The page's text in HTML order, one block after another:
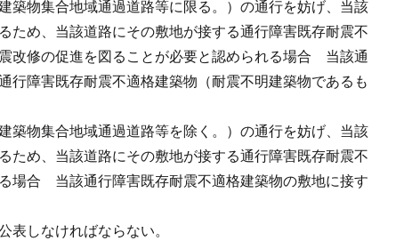
築物集合地域通過道路等に限る。）の通行を妨げ、当該
め、当該道路にその敷地が接する通行障害既存耐震不
改修の促進を図ることが必要と認められる場合
当該通
障害既存耐震不適格建築物（耐震不明建築物であるも
築物集合地域通過道路等を除く。）の通行を妨げ、当該
め、当該道路にその敷地が接する通行障害既存耐震不
場合
当該通行障害既存耐震不適格建築物の敷地に接す
しなければならない。